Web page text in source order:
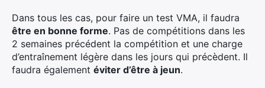
Dans tous les cas, pour faire un test VMA, il faudra
être en bonne forme. Pas de compétitions dans les
2 semaines précédent la compétition et une charge
d’entraînement légère dans les jours qui précèdent. Il
faudra également éviter d’être à jeun.